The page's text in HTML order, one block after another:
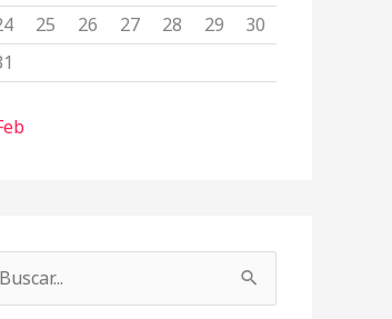
25 26 27 28 29
30